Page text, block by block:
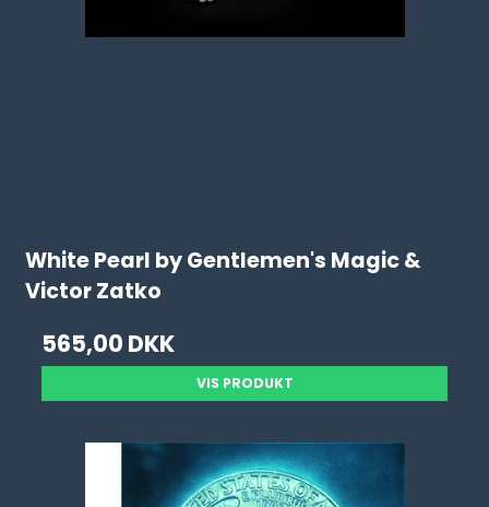
White Pearl by Gentlemen's Magic &
Victor Zatko
565,00 DKK
VIS PRODUKT